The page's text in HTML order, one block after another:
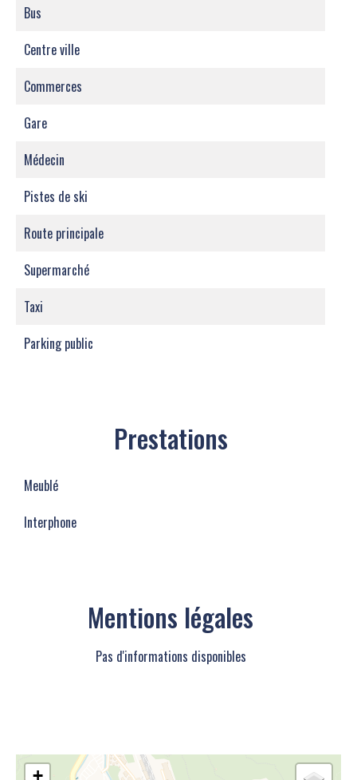
Bus
Centre ville
Commerces
Gare
Médecin
Pistes de ski
Route principale
Supermarché
Taxi
Parking public
Prestations
Meublé
Interphone
Mentions légales
Pas d'informations disponibles
+